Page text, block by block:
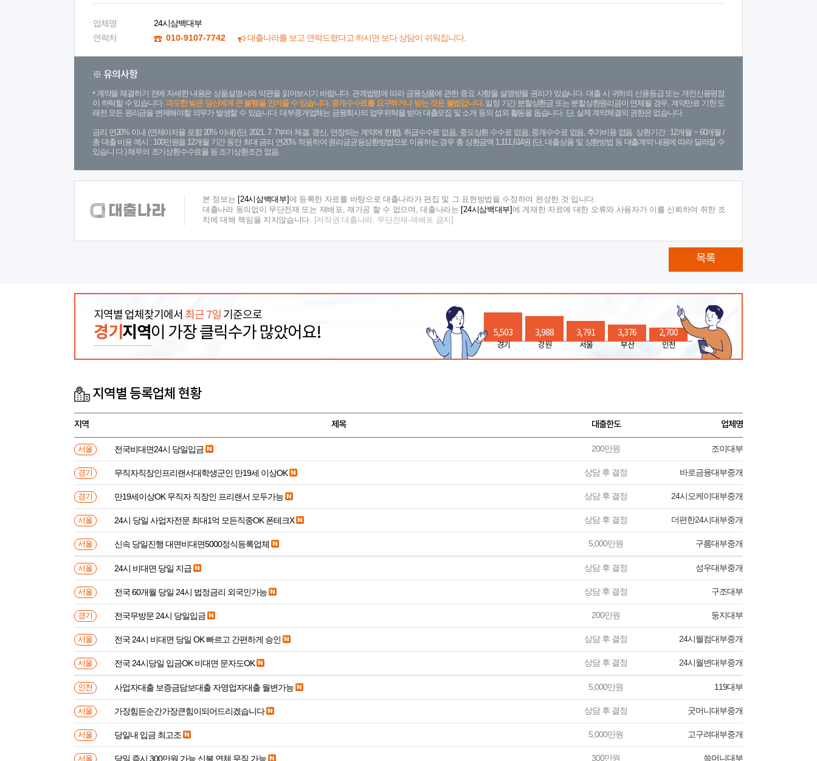
업체명
24시삼백대부
연락처
010-9107-7742 대출나라를 보고 연락드렸다고 하시면 보다 상담이 쉬워집니다.
※ 유의사항
계약을 체결하기 전에 자세한 내용은 상품설명서와 약관을 읽어보시기 바랍니다. 관계법령에 따라 금융상품에 관한 중요 사항을 설명받을 권리가 있습니다. 대출 시 귀하의 신용등급 또는 개인신용평점
이 하락할 수 있습니다.과도한 빚은 당신에게 큰 불행을 안겨줄 수 있습니다. 중개수수료를 요구하거나 받는 것은 불법입니다.일정 기간 분할상환금 또는 분할상환원리금이 연체될 경우, 계약만료 기한 도
래전 모든 원리금을 변제해야할 의무가 발생할 수 있습니다. 대부중개업체는 금융회사의 업무위탁을 받아 대출모집 및 소개 등의 섭외 활동을 돕습니다. 단, 실제 계약체결의 권한은 없습니다.
금리 연20% 이내 (연체이자율 포함 20% 이내) (단, 2021. 7. 7부터 체결, 갱신, 연장되는 계약에 한함), 취급수수료 없음, 중도상환 수수료 없음, 중개수수료 없음, 추가비용 없음. 상환기간 : 12개월 ~ 60개월 /
총 대출 비용 예시 : 100만원을 12개월 기간 동안 최대 금리 연20% 적용하여 원리금균등상환방법으로 이용하는 경우 총 상환금액 1,111,614원 (단, 대출상품 및 상환방법 등 대출계약 내용에 따라 달라질 수
있습니 다.) 채무의 조기상환수수료율 등 조기상환조건 없음.
본 정보는 [24시삼백대부] 에 등록한 자료를 바탕으로 대출나라가 편집 및 그 표현방법을 수정하여 완성한 것 입니다.
대출나라 동의없이 무단전재 또는 재배포, 재가공 할 수 없으며, 대출나라는 [24시삼백대부] 에 게재한 자료에 대한 오류와 사용자가 이를 신뢰하여 취한 조
치에 대해 책임을 지지않습니다.
[저작권 대출나라. 무단전재-재배포 금지]
목록
지역별 업체찾기에서 최근 7일 기준으로
경기 지역이 가장 클릭수가 많았어요! 5,503
경기
3,988
강원
3,791
서울
3,376
부산
2,700
인천
지역별 등록업체 현황
지역 제목 대출한도 업체명
서울 전국비대면24시 당일입금 200만원 조이대부
경기 무직자직장인프리랜서대학생군인 만19세 이상OK 상담 후 결정 바로금융대부중개
경기 만19세이상OK 무직자 직장인 프리랜서 모두가능 상담 후 결정 24시오케이대부중개
서울 24시 당일 사업자전문 최대1억 모든직종OK 폰테크X 상담 후 결정 더편한24시대부중개
서울 신속 당일진행 대면비대면5000정식등록업체 5,000만원 구름대부중개
서울 24시 비대면 당일 지급 상담 후 결정 성우대부중개
서울 전국 60개월 당일 24시 법정금리 외국인가능 상담 후 결정 구조대부
경기 전국무방문 24시 당일입금 200만원 둥지대부
서울 전국 24시 비대면 당일 OK 빠르고 간편하게 승인 상담 후 결정 24시웰컴대부중개
서울 전국 24시당일 입금OK 비대면 문자도OK 상담 후 결정 24시월변대부중개
인천 사업자대출 보증금담보대출 자영업자대출 월변가능 5,000만원 119대부
서울 가장힘든순간가장큰힘이되어드리겠습니다 상담 후 결정 굿머니대부중개
서울 당일내 입금 최고조 5,000만원 고구려대부중개
서울 당일 즉시 300만원 가능 신불 연체 무직 가능 300만원 쓱머니대부